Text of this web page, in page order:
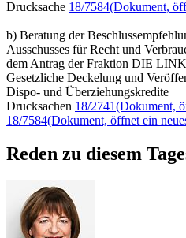
Drucksache 18/7584(Dokument,
b) Beratung der
Ausschusses für Recht und
dem Antrag der Fraktion DIE
Gesetzliche Deckelung und
Dispo- und Überziehungskredite
Drucksachen 18/2741(Dokument,
18/7584(Dokument, öffnet ein
Reden zu diesem